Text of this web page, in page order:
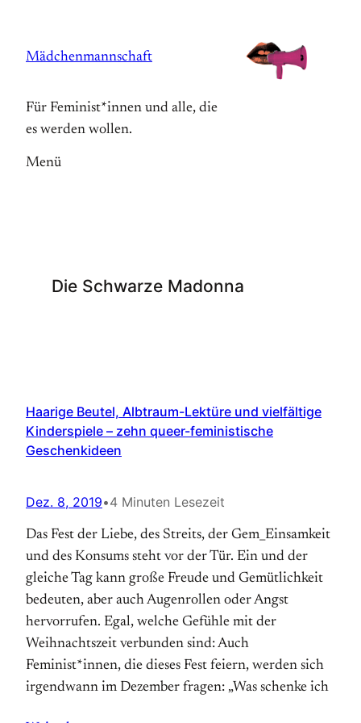
springen
Mädchenmannschaft
Für Feminist*innen und alle, die
es werden wollen.
Menü
Die Schwarze Madonna
Haarige Beutel, Albtraum-Lektüre und vielfältige
Kinderspiele – zehn queer-feministische
Geschenkideen
Dez. 8, 2019•4 Minuten Lesezeit
Das Fest der Liebe, des Streits, der Gem_Einsamkeit
und des Konsums steht vor der Tür. Ein und der
gleiche Tag kann große Freude und Gemütlichkeit
bedeuten, aber auch Augenrollen oder Angst
hervorrufen. Egal, welche Gefühle mit der
Weihnachtszeit verbunden sind: Auch
Feminist*innen, die dieses Fest feiern, werden sich
irgendwann im Dezember fragen: „Was schenke ich